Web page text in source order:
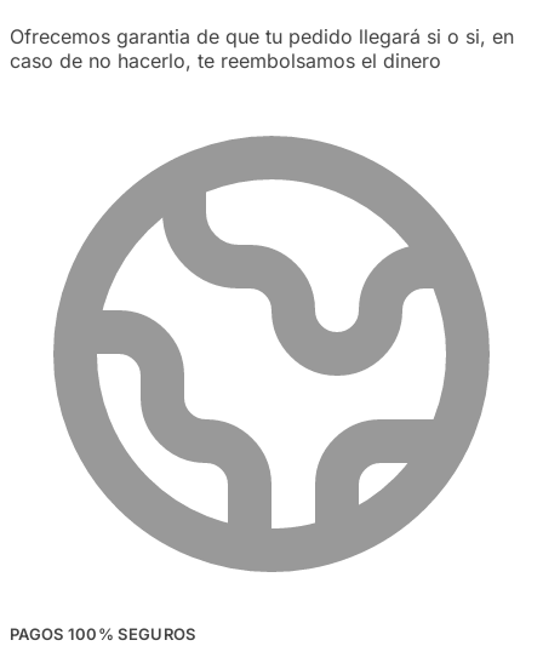
Ofrecemos garantia de que tu pedido llegará si o si, en
caso de no hacerlo, te reembolsamos el dinero
PAGOS 100% SEGUROS